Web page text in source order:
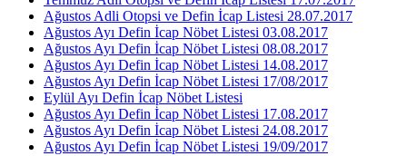
Ağustos Adli Otopsi ve Defin İcap Listesi 28.07.2017
Ağustos Ayı Defin İcap Nöbet Listesi 03.08.2017
Ağustos Ayı Defin İcap Nöbet Listesi 08.08.2017
Ağustos Ayı Defin İcap Nöbet Listesi 14.08.2017
Ağustos Ayı Defin İcap Nöbet Listesi 17/08/2017
Eylül Ayı Defin İcap Nöbet Listesi
Ağustos Ayı Defin İcap Nöbet Listesi 17.08.2017
Ağustos Ayı Defin İcap Nöbet Listesi 24.08.2017
Ağustos Ayı Defin İcap Nöbet Listesi 19/09/2017